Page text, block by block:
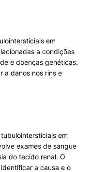
em
a condições
e doenças genéticas.
a danos nos rins e
em
exames de sangue
do tecido renal. O
a causa e o